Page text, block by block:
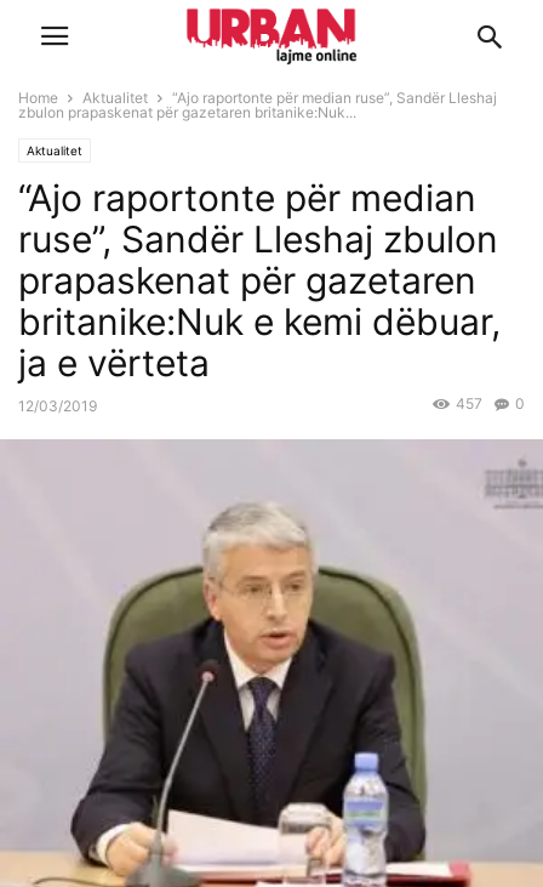
Home Aktualitet
“Ajo raportonte për median ruse”, Sandër Lleshaj
zbulon prapaskenat për gazetaren britanike:Nuk...
Aktualitet
“Ajo raportonte për median
ruse”, Sandër Lleshaj zbulon
prapaskenat për gazetaren
britanike:Nuk e kemi dëbuar,
ja e vërteta
12/03/2019 0
457